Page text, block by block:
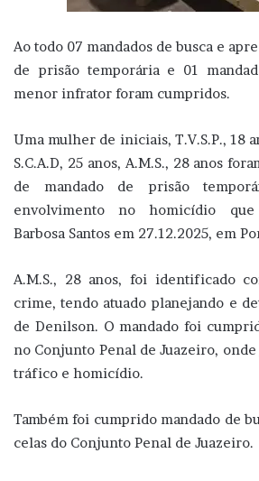
Ao todo 07 mandados de busca e
de prisão temporária e 01
menor infrator foram cumpridos.
Uma mulher de iniciais, T.V.S.P., 18
S.C.A.D, 25 anos, A.M.S., 28 anos
de mandado de prisão
envolvimento no homicídio
Barbosa Santos em 27.12.2025, em
A.M.S., 28 anos, foi identificado
crime, tendo atuado planejando e
de Denilson. O mandado foi
no Conjunto Penal de Juazeiro,
tráfico e homicídio.
Também foi cumprido mandado de
celas do Conjunto Penal de Juazeiro.